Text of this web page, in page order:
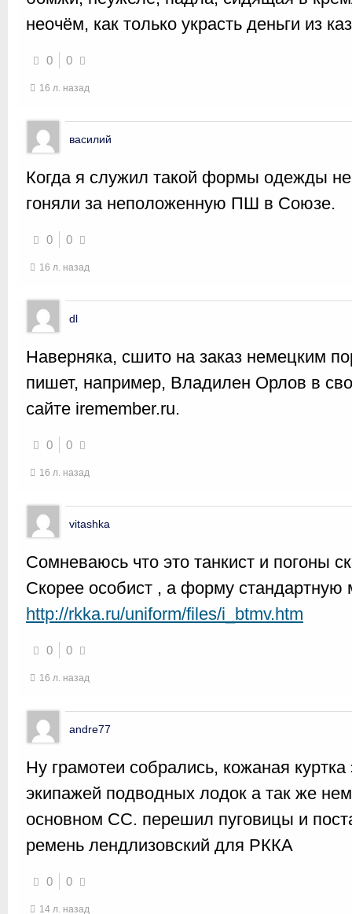
неочём, как только украсть деньги из
0 0
16 л. назад
василий
Когда я служил такой формы одежды
гоняли за неположенную ПШ в Союзе.
0 0
16 л. назад
dl
Наверняка, сшито на заказ немецким
пишет, например, Владилен Орлов в
сайте iremember.ru.
0 0
16 л. назад
vitashka
Сомневаюсь что это танкист и погоны
Скорее особист , а форму стандартную
http://rkka.ru/uniform/files/i_btmv.htm
0 0
16 л. назад
andre77
Ну грамотеи собрались, кожаная куртка
экипажей подводных лодок а так же
основном СС. перешил пуговицы и
ремень лендлизовский для РККА
0 0
14 л. назад